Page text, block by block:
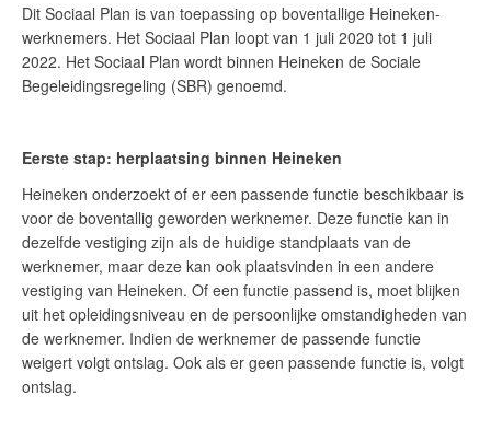
Dit Sociaal Plan is van toepassing op boventallige Heineken-
werknemers. Het Sociaal Plan loopt van 1 juli 2020 tot 1 juli
2022. Het Sociaal Plan wordt binnen Heineken de Sociale
Begeleidingsregeling (SBR) genoemd.
Eerste stap: herplaatsing binnen Heineken
Heineken onderzoekt of er een passende functie beschikbaar is
voor de boventallig geworden werknemer. Deze functie kan in
dezelfde vestiging zijn als de huidige standplaats van de
werknemer, maar deze kan ook plaatsvinden in een andere
vestiging van Heineken. Of een functie passend is, moet blijken
uit het opleidingsniveau en de persoonlijke omstandigheden van
de werknemer. Indien de werknemer de passende functie
weigert volgt ontslag. Ook als er geen passende functie is, volgt
ontslag.